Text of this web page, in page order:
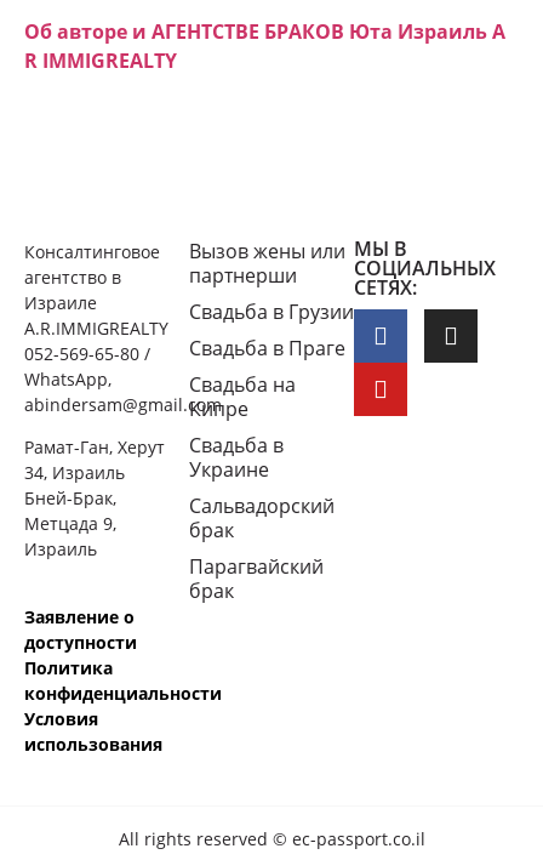
Об авторе и АГЕНТСТВЕ БРАКОВ Юта Израиль A
R IMMIGREALTY
Консалтинговое
агентство в
Израиле
A.R.IMMIGREALTY
052-569-65-80 /
WhatsApp,
abindersam@gmail.com
Рамат-Ган, Херут
34, Израиль
Бней-Брак,
Метцада 9,
Израиль
Заявление о
доступности
Политика
конфиденциальности
Условия
использования
Вызов жены или
партнерши
Свадьба в Грузии
Свадьба в Праге
Свадьба на
Кипре
Свадьба в
Украине
Сальвадорский
брак
Парагвайский
брак
МЫ В
СОЦИАЛЬНЫХ
СЕТЯХ:
All rights reserved © ec-passport.co.il